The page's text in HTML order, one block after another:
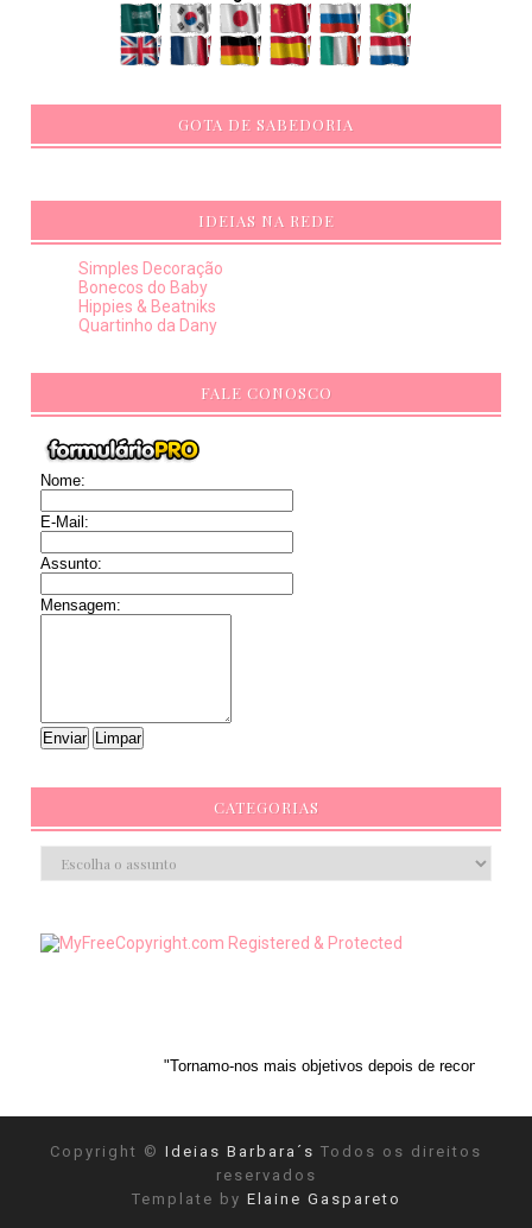
GOTA DE SABEDORIA
IDEIAS NA REDE
Simples Decoração
Bonecos do Baby
Hippies & Beatniks
Quartinho da Dany
FALE CONOSCO
Nome:
E-Mail:
Assunto:
Mensagem:
CATEGORIAS
"Tornamo-nos mais objetivos depois de reconhecermos a nossa
Copyright © Ideias Barbara´s Todos os direitos
reservados
Template by Elaine Gaspareto